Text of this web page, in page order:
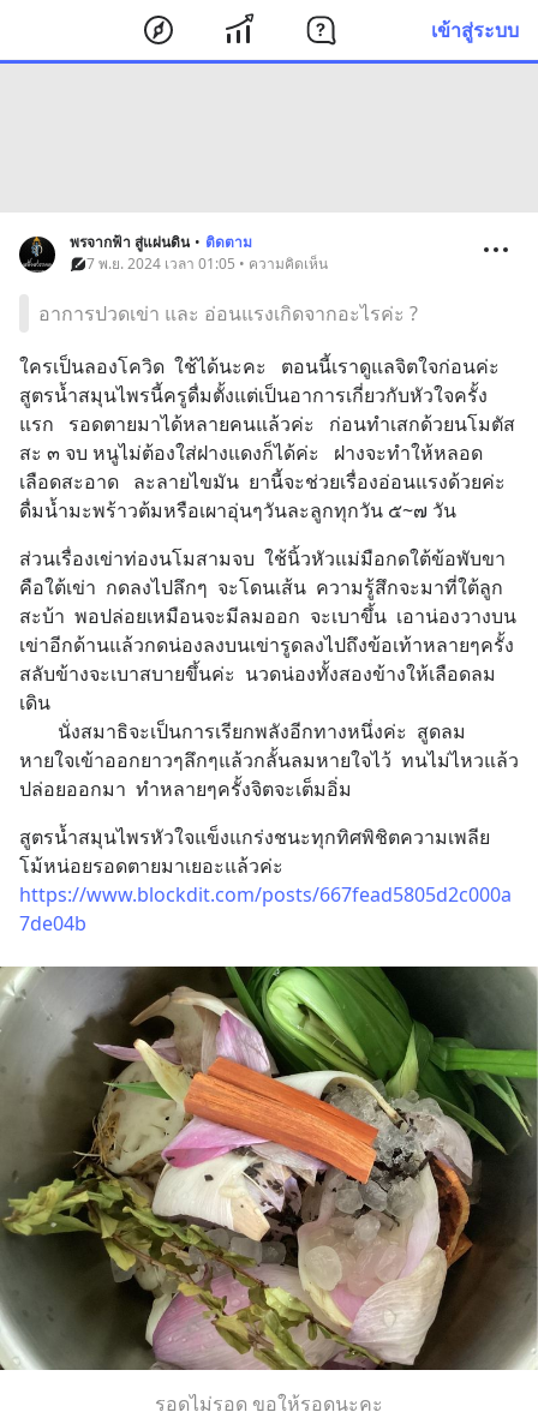
เข้าสู่ระบบ
พรจากฟ้า สู่แผ่นดิน • ติดตาม
7 พ.ย. 2024 เวลา 01:05 • ความคิดเห็น
อาการปวดเข่า และ อ่อนแรงเกิดจากอะไรค่ะ ?
ใครเป็นลองโควิด  ใช้ได้นะคะ   ตอนนี้เราดูแลจิตใจก่อนค่ะ
สูตรน้ำสมุนไพรนี้ครูดื่มตั้งแต่เป็นอาการเกี่ยวกับหัวใจครั้ง
แรก   รอดตายมาได้หลายคนแล้วค่ะ   ก่อนทำเสกด้วยนโมตัส
สะ ๓ จบ หนูไม่ต้องใส่ฝางแดงก็ได้ค่ะ   ฝางจะทำให้หลอด
เลือดสะอาด   ละลายไขมัน  ยานี้จะช่วยเรื่องอ่อนแรงด้วยค่ะ
ดื่มน้ำมะพร้าวต้มหรือเผาอุ่นๆวันละลูกทุกวัน ๕~๗ วัน
ส่วนเรื่องเข่าท่องนโมสามจบ  ใช้นิ้วหัวแม่มือกดใต้ข้อพับขา
คือใต้เข่า  กดลงไปลึกๆ  จะโดนเส้น  ความรู้สึกจะมาที่ใต้ลูก
สะบ้า  พอปล่อยเหมือนจะมีลมออก  จะเบาขึ้น  เอาน่องวางบน
เข่าอีกด้านแล้วกดน่องลงบนเข่ารูดลงไปถึงข้อเท้าหลายๆครั้ง
สลับข้างจะเบาสบายขึ้นค่ะ  นวดน่องทั้งสองข้างให้เลือดลม
เดิน
หายใจเข้าออกยาวๆลึกๆแล้วกลั้นลมหายใจไว้  ทนไม่ไหวแล้ว
ปล่อยออกมา  ทำหลายๆครั้งจิตจะเต็มอิ่ม
สูตรน้ำสมุนไพรหัวใจแข็งแกร่งชนะทุกทิศพิชิตความเพลีย
https://www.blockdit.com/posts/667fead5805d2c000a
7de04b
รอดไม่รอด ขอให้รอดนะคะ